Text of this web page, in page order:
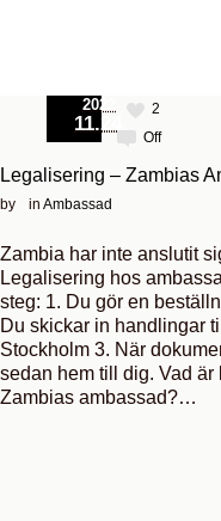
2022
11.24
Off
2
Legalisering – Zambias
by in Ambassad
Zambia har inte anslutit
Legalisering hos
steg: 1. Du gör en
Du skickar in handlingar
Stockholm 3. När
sedan hem till dig. Vad
Zambias ambassad?…